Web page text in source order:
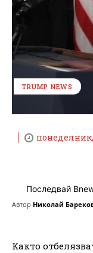
TRUMP NEWS
понеделник,
Последвай
Автор Николай
Както